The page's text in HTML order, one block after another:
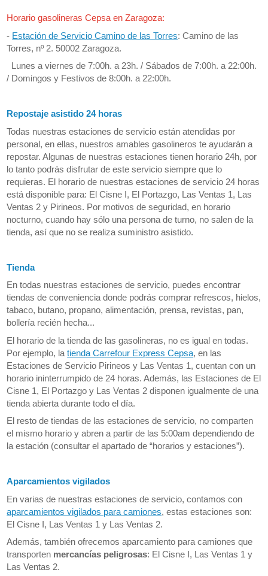
Horario gasolineras Cepsa en Zaragoza:
- Estación de Servicio Camino de las Torres: Camino de las
Torres, nº 2. 50002 Zaragoza.
Lunes a viernes de 7:00h. a 23h. / Sábados de 7:00h. a 22:00h.
/ Domingos y Festivos de 8:00h. a 22:00h.
Repostaje asistido 24 horas
Todas nuestras estaciones de servicio están atendidas por
personal, en ellas, nuestros amables gasolineros te ayudarán a
repostar. Algunas de nuestras estaciones tienen horario 24h, por
lo tanto podrás disfrutar de este servicio siempre que lo
requieras. El horario de nuestras estaciones de servicio 24 horas
está disponible para: El Cisne I, El Portazgo, Las Ventas 1, Las
Ventas 2 y Pirineos. Por motivos de seguridad, en horario
nocturno, cuando hay sólo una persona de turno, no salen de la
tienda, así que no se realiza suministro asistido.
Tienda
En todas nuestras estaciones de servicio, puedes encontrar
tiendas de conveniencia donde podrás comprar refrescos, hielos,
tabaco, butano, propano, alimentación, prensa, revistas, pan,
bollería recién hecha...
El horario de la tienda de las gasolineras, no es igual en todas.
Por ejemplo, latienda Carrefour Express Cepsa, en las
Estaciones de Servicio Pirineos y Las Ventas 1, cuentan con un
horario ininterrumpido de 24 horas. Además, las Estaciones de El
Cisne 1, El Portazgo y Las Ventas 2 disponen igualmente de una
tienda abierta durante todo el día.
El resto de tiendas de las estaciones de servicio, no comparten
el mismo horario y abren a partir de las 5:00am dependiendo de
la estación (consultar el apartado de “horarios y estaciones”).
Aparcamientos vigilados
En varias de nuestras estaciones de servicio, contamos con
aparcamientos vigilados para camiones, estas estaciones son:
El Cisne I, Las Ventas 1 y Las Ventas 2.
Además, también ofrecemos aparcamiento para camiones que
transporten mercancías peligrosas: El Cisne I, Las Ventas 1 y
Las Ventas 2.